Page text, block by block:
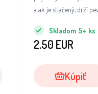
a ak je stlačený, drží
Skladom 5+ ks
2.50 EUR
Kúpiť